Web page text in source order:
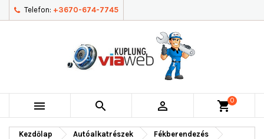
Telefon: +3670-674-7745
   shopping_cart0
Kezdőlap Autóalkatrészek
Fékberendezés